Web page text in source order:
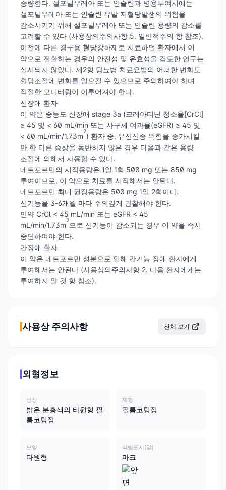
증량한다. 설포닐우레아 또는 인슐린과 병용투여시에는
설포닐우레아 또는 인슐린 유발 저혈당발생의 위험을
감소시키기 위해 설포닐우레아 또는 인슐린 용량의 감소를
고려할 수 있다 (사용상의주의사항 5. 일반적주의 항 참조).
이전에 다른 경구용 혈당강하제로 치료하던 환자에서 이
약으로 전환하는 경우의 안전성 및 유효성을 검토한 연구는
실시되지 않았다. 제2형 당뇨병 치료요법의 어떠한 변화도
혈당조절에 변화를 일으킬 수 있으므로 주의하여야 하며
적절한 모니터링이 이루어져야 한다.
신장애 환자
이 약은 중등도 신장애 stage 3a (크레아티닌 청소율[CrCl]
≥ 45 및 < 60 mL/min 또는 사구체 여과율(eGFR) ≥ 45 및
< 60 mL/min/1.73m
2
) 환자 중, 유산산증 위험을 증가시킬
만 한 다른 증상을 동반하지 않은 경우 다음과 같은 용량
조절에 의해서 사용할 수 있다.
메트포르민의 시작용량은 1일 1회 500 mg 또는 850 mg
투여이므로, 이 약으로 치료를 시작해서는 안된다.
메트포르민 최대 권장용량은 500 mg 1일 2회이다.
신기능을 3-6개월 마다 주의깊게 관찰해야 한다.
만약 CrCl < 45 mL/min 또는 eGFR < 45
mL/min/1.73m
2
으로 신기능이 감소되는 경우 이 약을 즉시
중단하여야 한다.
간장애 환자
이 약은 메트포르민 성분으로 인해 간기능 장애 환자에게
투여해서는 안된다 (사용상의주의사항 2. 다음 환자에게는
투여하지 말 것 항 참조).
사용상 주의사항 전체 보기
외형정보
성상
밝은 분홍색의 타원형 필
름코팅정
제형
필름코팅정
모양
타원형
식별표시(앞)
마크